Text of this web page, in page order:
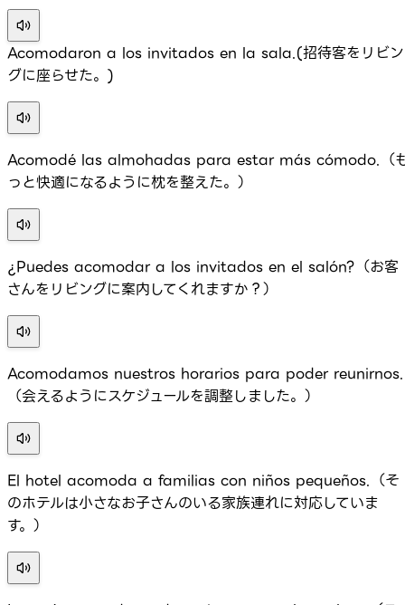
Acomodaron a los invitados en la sala.(招待客をリビン
グに座らせた。)
Acomodé las almohadas para estar más cómodo.（
っと快適になるように枕を整えた。）
¿Puedes acomodar a los invitados en el salón?（お客
さんをリビングに案内してくれますか？）
Acomodamos nuestros horarios para poder reunirnos.
（会えるようにスケジュールを調整しました。）
El hotel acomoda a familias con niños pequeños.（そ
のホテルは小さなお子さんのいる家族連れに対応していま
す。）